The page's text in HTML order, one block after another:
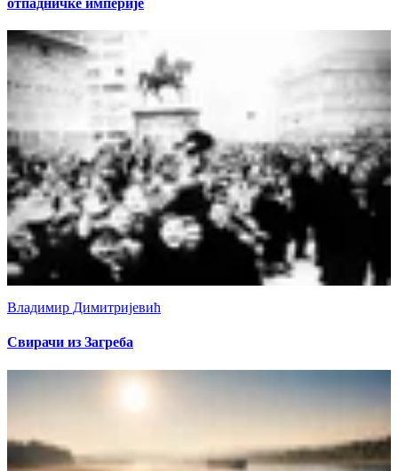
Владимир Димитријевић
Свирачи из Загреба